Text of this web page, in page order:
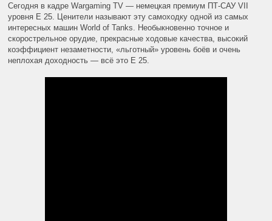
Сегодня в кадре Wargaming TV — немецкая премиум ПТ-САУ VII
уровня Е 25. Ценители называют эту самоходку одной из самых
интересных машин World of Tanks. Необыкновенно точное и
скорострельное орудие, прекрасные ходовые качества, высокий
коэффициент незаметности, «льготный» уровень боёв и очень
неплохая доходность — всё это Е 25.